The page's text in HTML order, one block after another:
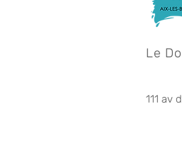
Le
111 av